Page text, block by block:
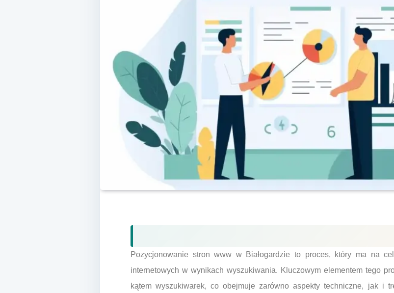
Pozycjonowanie stron www w Białogardzie to proces, który ma na
internetowych w wynikach wyszukiwania. Kluczowym elementem tego
kątem wyszukiwarek, co obejmuje zarówno aspekty techniczne, jak i